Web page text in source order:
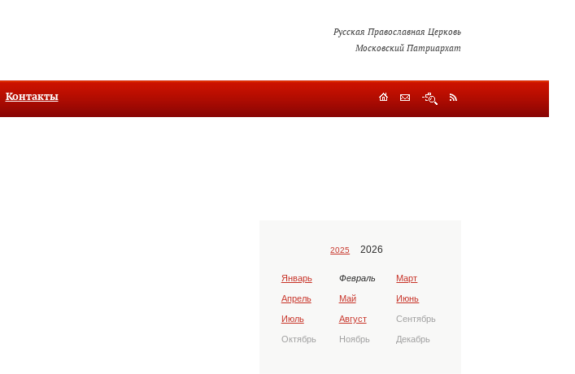
Русская Православная Церковь
Московский Патриархат
Контакты
2025 2026
Январь Февраль Март
Апрель Май Июнь
Июль Август Сентябрь
Октябрь Ноябрь Декабрь